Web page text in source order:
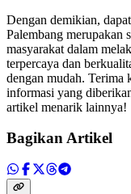
Dengan demikian,
Palembang merupakan
masyarakat dalam
terpercaya dan
dengan mudah. Terima
informasi yang
artikel menarik lainnya!
Bagikan Artikel